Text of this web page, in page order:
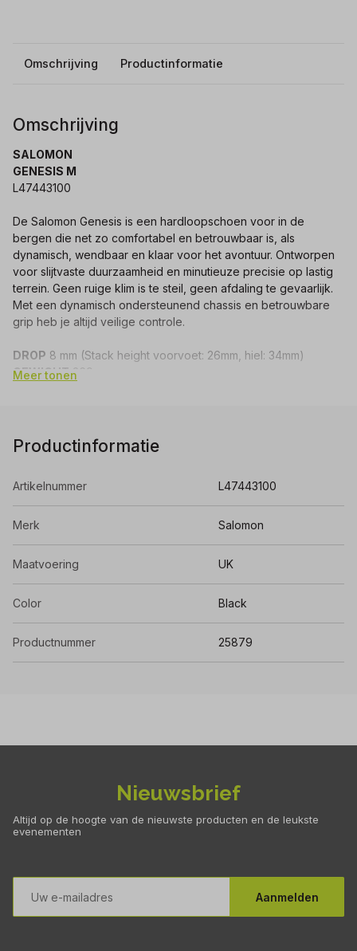
Omschrijving Productinformatie
Omschrijving
SALOMON
GENESIS M
L47443100
De Salomon Genesis is een hardloopschoen voor in de
bergen die net zo comfortabel en betrouwbaar is, als
dynamisch, wendbaar en klaar voor het avontuur. Ontworpen
voor slijtvaste duurzaamheid en minutieuze precisie op lastig
terrein. Geen ruige klim is te steil, geen afdaling te gevaarlijk.
Met een dynamisch ondersteunend chassis en betrouwbare
grip heb je altijd veilige controle.
DROP 8 mm (Stack height voorvoet: 26mm, hiel: 34mm)
GEWICHT269 gram
Meer tonen
Productinformatie
Artikelnummer L47443100
Merk Salomon
Maatvoering UK
Color Black
Productnummer 25879
Nieuwsbrief
Altijd op de hoogte van de nieuwste producten en de leukste
evenementen
mailadres
Aanmelden